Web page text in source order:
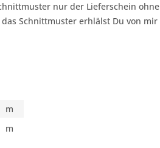
nur der Lieferschein
Schnittmuster erhlälst Du von
m
m